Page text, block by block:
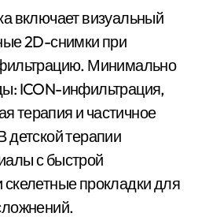
включает визуальный
2D-снимки при
Минимально
ICON-инфильтрация,
терапия и частичное
детской терапии
с быстрой
прокладки для